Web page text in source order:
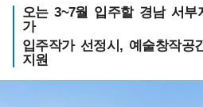
오는 3~7월 입주할 경남 서
가
입주작가 선정시, 예술창작공
지원